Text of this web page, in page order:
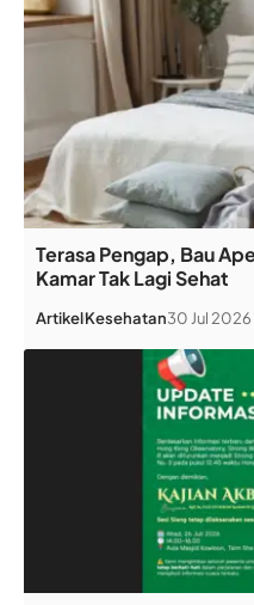
Terasa Pengap, Bau
Kamar Tak Lagi Sehat
ArtikelKesehatan30 Jul 2026